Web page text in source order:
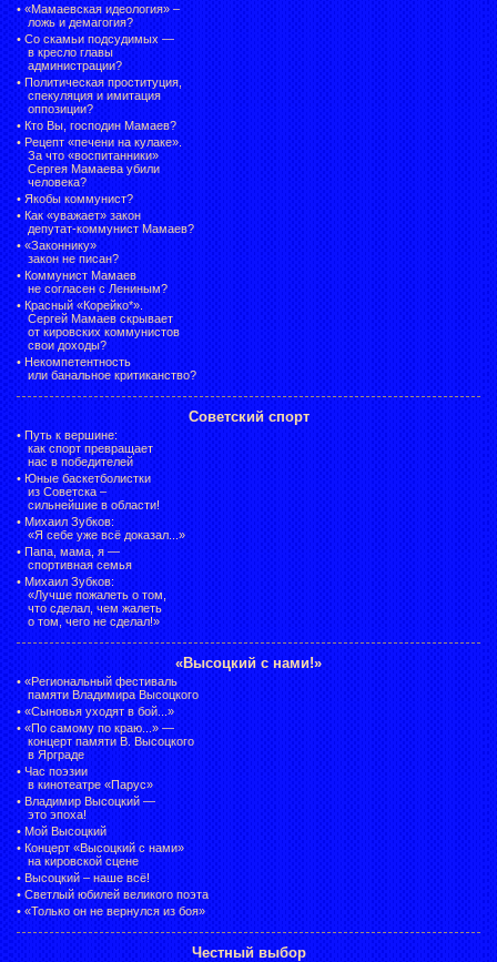
• «Мамаевская идеология» –
ложь и демагогия?
• Со скамьи подсудимых —
в кресло главы
администрации?
• Политическая проституция,
спекуляция и имитация
оппозиции?
• Кто Вы, господин Мамаев?
• Рецепт «печени на кулаке».
За что «воспитанники»
Сергея Мамаева убили
человека?
• Якобы коммунист?
• Как «уважает» закон
депутат-коммунист Мамаев?
• «Законнику»
закон не писан?
• Коммунист Мамаев
не согласен с Лениным?
• Красный «Корейко*».
Сергей Мамаев скрывает
от кировских коммунистов
свои доходы?
• Некомпетентность
или банальное критиканство?
Советский спорт
• Путь к вершине:
как спорт превращает
нас в победителей
• Юные баскетболистки
из Советска –
сильнейшие в области!
• Михаил Зубков:
«Я себе уже всё доказал...»
• Папа, мама, я —
спортивная семья
• Михаил Зубков:
«Лучше пожалеть о том,
что сделал, чем жалеть
о том, чего не сделал!»
«Высоцкий с нами!»
• «Региональный фестиваль
памяти Владимира Высоцкого
• «Сыновья уходят в бой...»
• «По самому по краю...» —
концерт памяти В. Высоцкого
в Ярграде
• Час поэзии
в кинотеатре «Парус»
• Владимир Высоцкий —
это эпоха!
• Мой Высоцкий
• Концерт «Высоцкий с нами»
на кировской сцене
• Высоцкий – наше всё!
• Светлый юбилей великого поэта
• «Только он не вернулся из боя»
Честный выбор